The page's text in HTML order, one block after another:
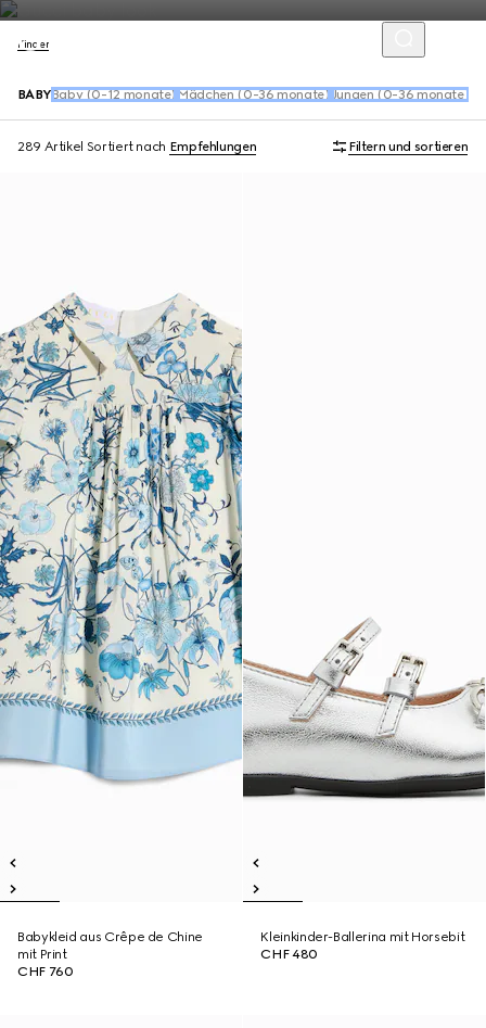
Kinder
BABYBaby (0-12 monate) Mädchen (0-36 monate) Jungen (0-36 monate)
289 Artikel Sortiert nach Empfehlungen Filtern und sortieren
Babykleid aus Crêpe de Chine
mit Print
CHF 760
Kleinkinder-Ballerina mit Horsebit
CHF 480